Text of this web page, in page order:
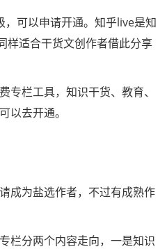
可以申请开通。知乎live是知
样适合干货文创作者借此分享
栏工具，知识干货、教育、
以去开通。
为盐选作者，不过有成熟作
分两个内容走向，一是知识